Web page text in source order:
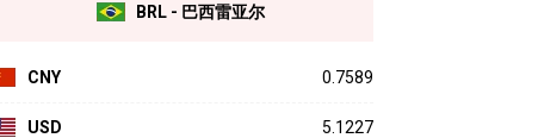
BRL - 巴西雷亚尔
CNY 0.7589
USD 5.1227